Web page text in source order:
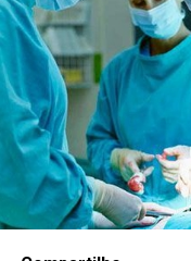
FINALIZAR COMPRA
HOME
LANÇAMENTOS